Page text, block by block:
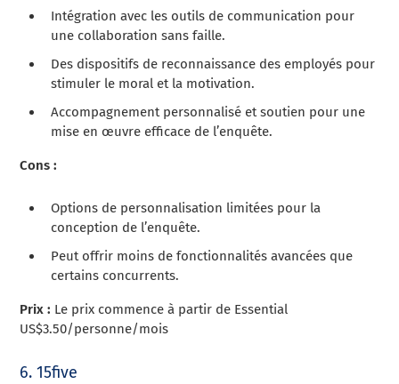
Intégration avec les outils de communication pour
une collaboration sans faille.
Des dispositifs de reconnaissance des employés pour
stimuler le moral et la motivation.
Accompagnement personnalisé et soutien pour une
mise en œuvre efficace de l’enquête.
Cons :
Options de personnalisation limitées pour la
conception de l’enquête.
Peut offrir moins de fonctionnalités avancées que
certains concurrents.
Prix : Le prix commence à partir de Essential
US$3.50/personne/mois
6. 15five